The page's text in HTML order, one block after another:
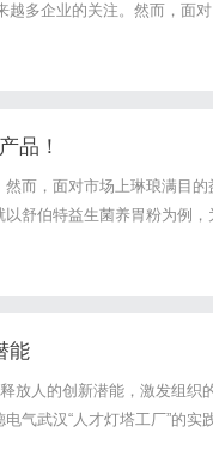
越多企业的关注。然而，面对
解决的问题。本文将从多个
优化，即地理位置...
品！
而，面对市场上琳琅满目的
舒伯特益生菌养胃粉为例，
生菌产品应该具备丰富且有
道屏障体系。其中，...
能
放人的创新潜能，激发组织
气武汉“人才灯塔工厂”的实
署了21个AI智能体，将工程